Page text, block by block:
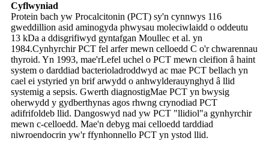
Cyflwyniad
Protein bach yw Procalcitonin (PCT) sy'n cynnwys 116
gweddillion asid aminogyda phwysau moleciwlaidd o oddeutu
13 kDa a ddisgrifiwyd gyntafgan Moullec et al. yn
1984.Cynhyrchir PCT fel arfer mewn celloedd C o'r chwarennau
thyroid. Yn 1993, mae'rLefel uchel o PCT mewn cleifion â haint
system o darddiad bacterioladroddwyd ac mae PCT bellach yn
cael ei ystyried yn brif arwydd o anhwylderauynghyd â llid
systemig a sepsis. Gwerth diagnostigMae PCT yn bwysig
oherwydd y gydberthynas agos rhwng crynodiad PCT
adifrifoldeb llid. Dangoswyd nad yw PCT "llidiol"a gynhyrchir
mewn c-celloedd. Mae'n debyg mai celloedd tarddiad
niwroendocrin yw'r ffynhonnello PCT yn ystod llid.